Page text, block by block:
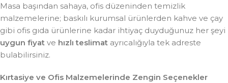
Masa başından sahaya, ofis düzeninden temizlik
malzemelerine; baskılı kurumsal ürünlerden kahve ve çay
gibi ofis gıda ürünlerine kadar ihtiyaç duyduğunuz her şeyi
uygun fiyat ve hızlı teslimat ayrıcalığıyla tek adreste
bulabilirsiniz.
Kırtasiye ve Ofis Malzemelerinde Zengin Seçenekler